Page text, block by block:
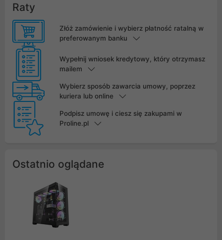
Raty
Złóż zamówienie i wybierz płatność ratalną w
preferowanym banku
Wypełnij wniosek kredytowy, który otrzymasz
mailem
Wybierz sposób zawarcia umowy, poprzez
kuriera lub online
Podpisz umowę i ciesz się zakupami w
Proline.pl
Ostatnio oglądane